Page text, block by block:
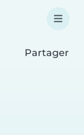
Partager